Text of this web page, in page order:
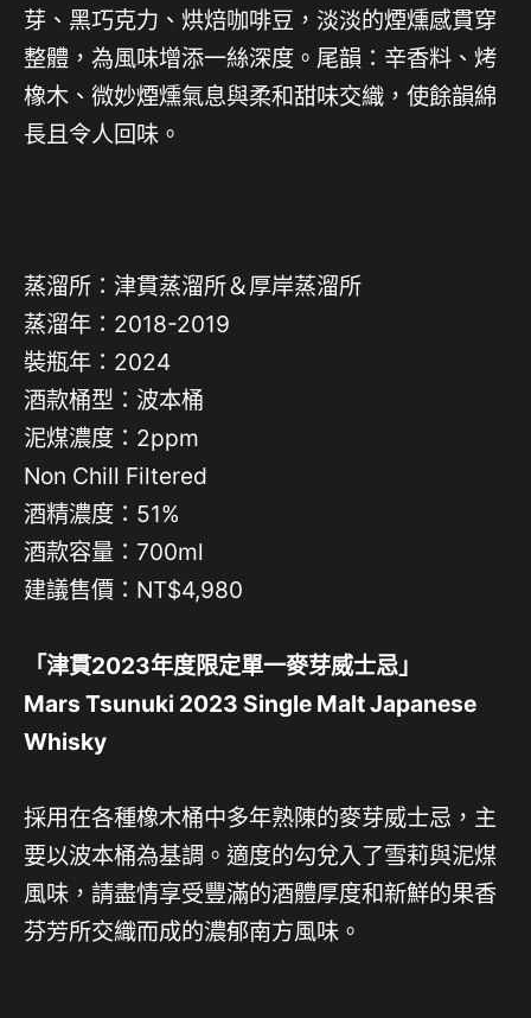
芽、黑巧克力、烘焙咖啡豆，淡淡的煙燻感貫穿
整體，為風味增添一絲深度。尾韻：辛香料、烤
橡木、微妙煙燻氣息與柔和甜味交織，使餘韻綿
長且令人回味。
蒸溜所：津貫蒸溜所＆厚岸蒸溜所
蒸溜年：2018-2019
裝瓶年：2024
酒款桶型：波本桶
泥煤濃度：2ppm
Non Chill Filtered
酒精濃度：51%
酒款容量：700ml
建議售價：NT$4,980
「津貫2023年度限定單一麥芽威士忌」
Mars Tsunuki 2023 Single Malt Japanese
Whisky
採用在各種橡木桶中多年熟陳的麥芽威士忌，主
要以波本桶為基調。適度的勾兌入了雪莉與泥煤
風味，請盡情享受豐滿的酒體厚度和新鮮的果香
芬芳所交織而成的濃郁南方風味。